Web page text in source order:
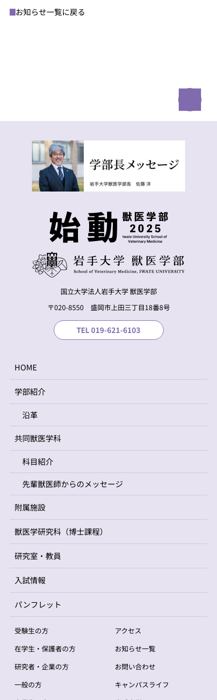
お知らせ一覧に戻る
国立大学法人岩手大学 獣医学部
〒020-8550 盛岡市上⽥三丁⽬18番8号
TEL 019-621-6103
HOME
学部紹介
沿革
共同獣医学科
科目紹介
先輩獣医師からのメッセージ
附属施設
獣医学研究科（博士課程）
研究室・教員
入試情報
パンフレット
受験生の方
在学生・保護者の方
研究者・企業の方
一般の方
アクセス
お知らせ一覧
お問い合わせ
キャンパスライフ